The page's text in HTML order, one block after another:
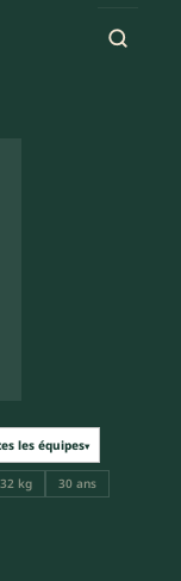
les équipes▾
kg 30 ans